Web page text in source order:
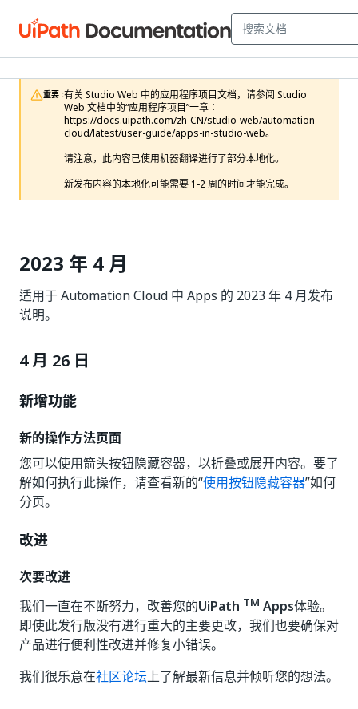
重要 :有关 Studio Web 中的应用程序项目文档，请参阅 Studio
Web 文档中的“应用程序项目”一章：
https://docs.uipath.com/zh-CN/studio-web/automation-
cloud/latest/user-guide/apps-in-studio-web。
请注意，此内容已使用机器翻译进行了部分本地化。
新发布内容的本地化可能需要 1-2 周的时间才能完成。
2023 年 4 月
适用于 Automation Cloud 中 Apps 的 2023 年 4 月发布
说明。
4 月 26 日
新增功能
新的操作方法页面
您可以使用箭头按钮隐藏容器，以折叠或展开内容。要了
解如何执行此操作，请查看新的“使用按钮隐藏容器”如何
分页。
改进
次要改进
我们一直在不断努力，改善您的UiPath TM Apps体验。
即使此发行版没有进行重大的主要更改，我们也要确保对
产品进行便利性改进并修复小错误。
我们很乐意在社区论坛上了解最新信息并倾听您的想法。